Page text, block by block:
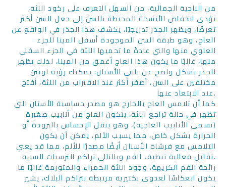
من الناحية الجمالية، من السهل التعرف على ركود اللثة،
يؤدي انخفاض الأنسجة المحيطة بالسن إلى جعل السن أكثر
تعرضًا، ويظهر الجذر تدريجيًا، يكشف هذا الجذر في الواقع عن
العاج، وهو طبقة السن الموجودة أسفل المينا للجزء
العلوي منها والتي عادةً ما تحميها اللثة في الجزء السفلي
منها، غالبًا ما يكون هذا العاج أغمق من المينا، لذلك يظهر
الجذر بشكل واضح عن باقي الأسنان: يمكنك رؤية لونين
مختلفين على السن، أصفر أكثر عند الاقتراب من اللثة، أفتح
عند الابتعاد عنها.
كما أن تلامس العاج بالخارج هو مصدر حساسية الأسنان التي
تظهر في حالة تراجع اللثة، يتكون العاج من أنابيب صغيرة
(تسمى الأنابيب العاجية)، وهو ينقل الإحساس بالبرودة أو
الحرارة بشكل خاص، مما يسبب الألم، يمكن أن يكون
التلامس مع فرشاة الأسنان أيضًا مصدرًا للألم، مما قد يعني
تقليل فعالية تنظيف الفم وبالتالي تراكم الترسبات السنية.
رائحة الفم الكريهة، وجود اللثة الحمراء والمتورمة غالبًا ما
يكون انعكاسًا لعدوى بكتيرية مرتبطة بتراكم البلاك، يشير